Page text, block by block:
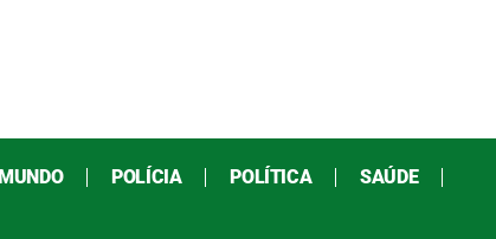
MUNDO POLÍCIA POLÍTICA SAÚDE